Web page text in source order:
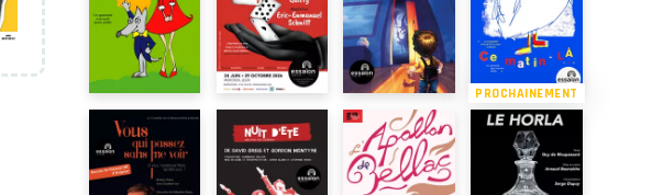
PROCHAINEMENT